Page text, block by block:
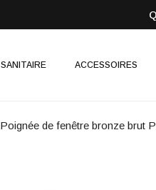
SANITAIRE ACCESSOIRES
Poignée de fenêtre bronze brut